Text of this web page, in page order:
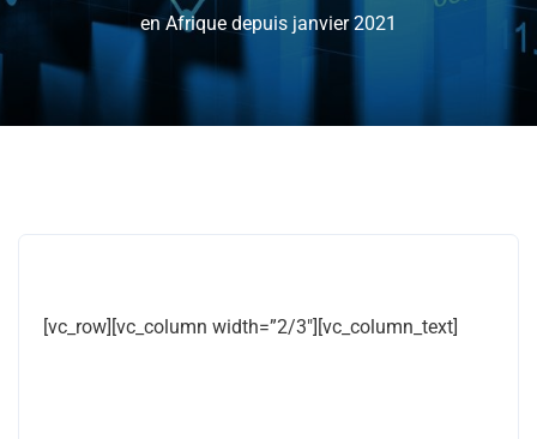
en Afrique depuis janvier 2021
[vc_row][vc_column width=”2/3″][vc_column_text]